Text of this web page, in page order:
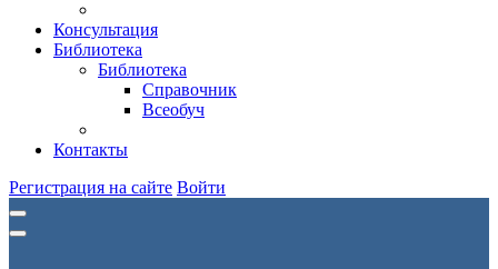
Консультация
Библиотека
Библиотека
Справочник
Всеобуч
Контакты
Регистрация на сайте Войти